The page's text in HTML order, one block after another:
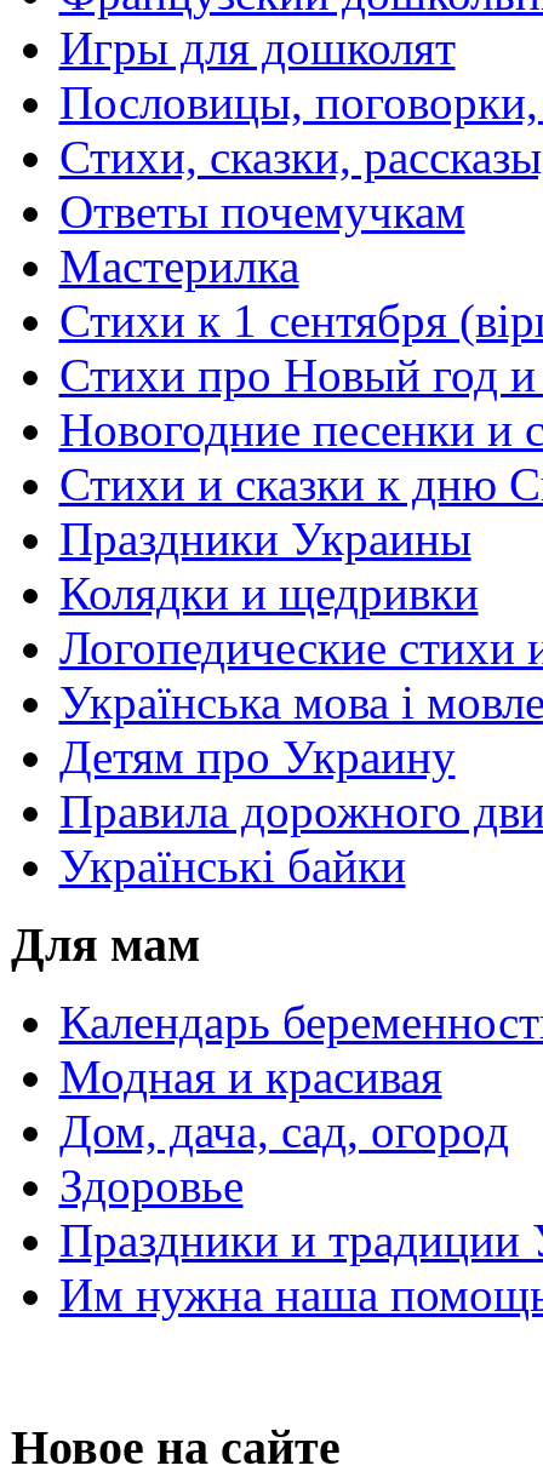
Игры для дошколят
Пословицы,
Стихи, сказки,
Ответы почемучкам
Мастерилка
Стихи к 1 сентября
Стихи про Новый год
Новогодние песенки и
Стихи и сказки к дню
Праздники Украины
Колядки и щедривки
Логопедические стихи
Українська мова і
Детям про Украину
Правила дорожного
Українські байки
Для мам
Календарь
Модная и красивая
Дом, дача, сад, огород
Здоровье
Праздники и традиции
Им нужна наша
Новое на сайте